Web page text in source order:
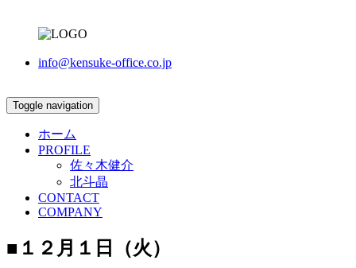
info@kensuke-office.co.jp
Toggle navigation
ホーム
PROFILE
佐々木健介
北斗晶
CONTACT
COMPANY
■１２月１日（火）